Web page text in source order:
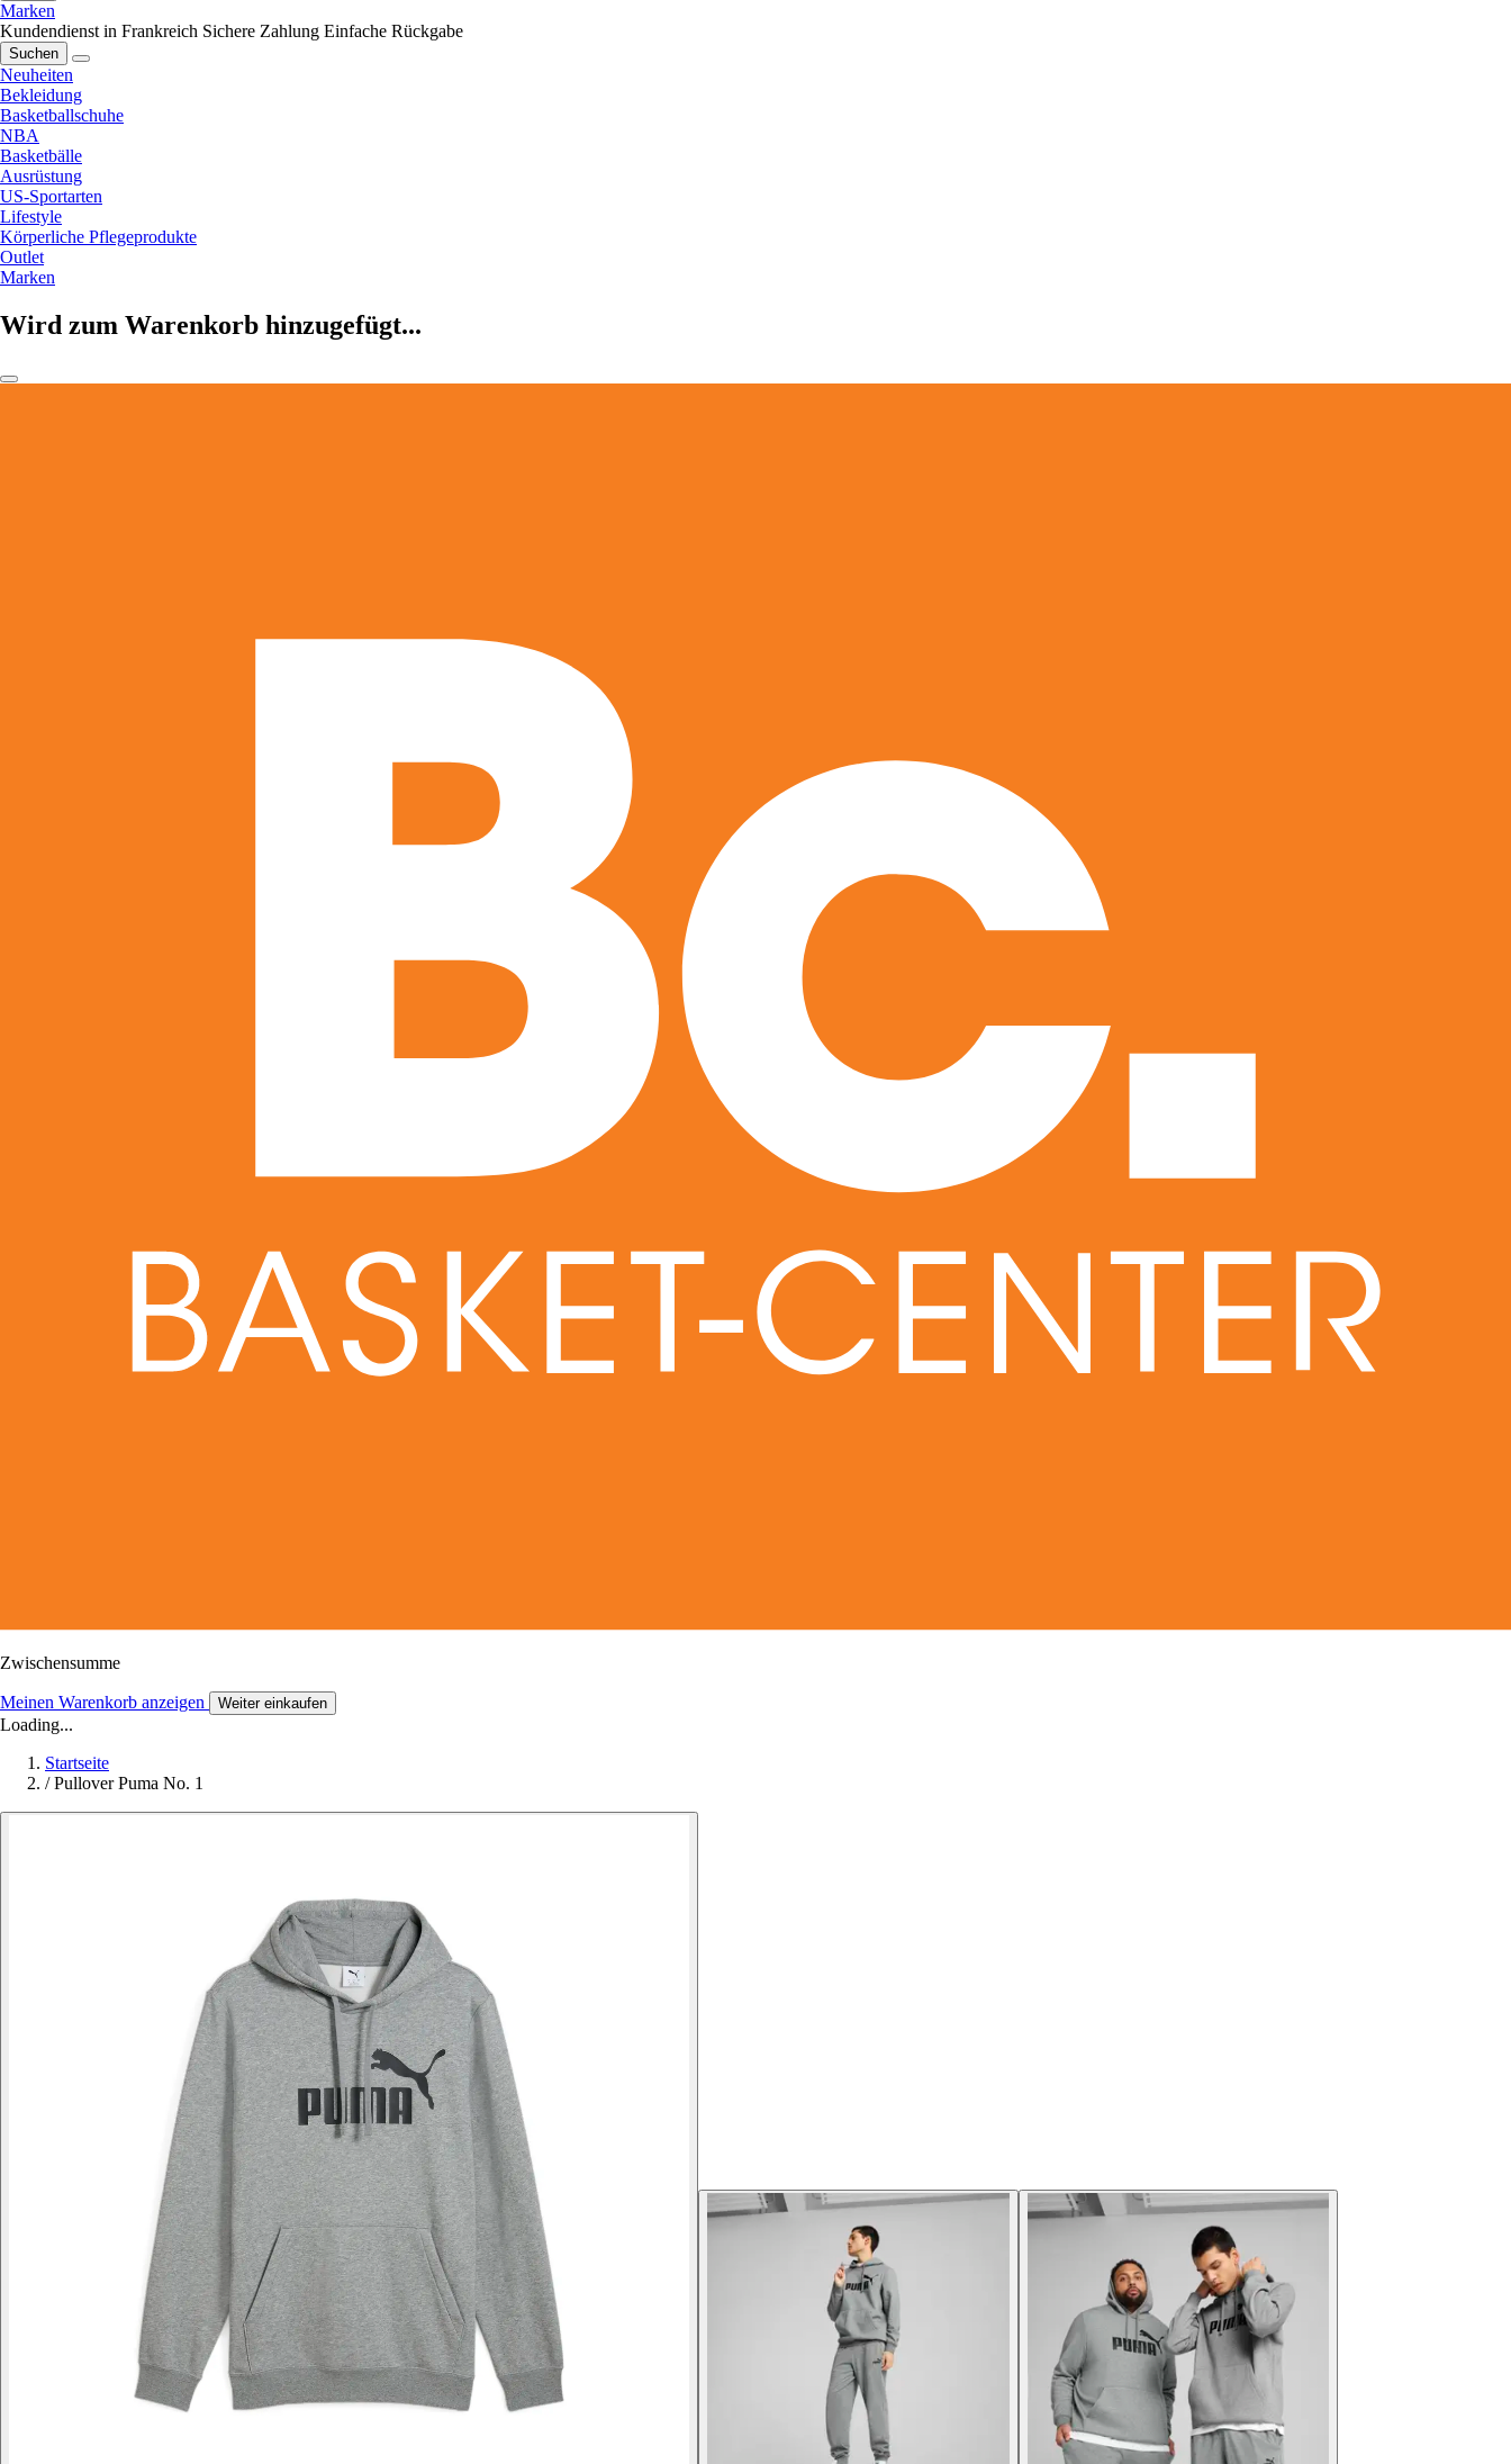
Marken
Kundendienst in Frankreich Sichere Zahlung Einfache Rückgabe
Suchen
Neuheiten
Bekleidung
Basketballschuhe
NBA
Basketbälle
Ausrüstung
US-Sportarten
Lifestyle
Körperliche Pflegeprodukte
Outlet
Marken
Wird zum Warenkorb hinzugefügt...
Zwischensumme
Meinen Warenkorb anzeigen Weiter einkaufen
Loading...
Startseite
/ Pullover Puma No. 1